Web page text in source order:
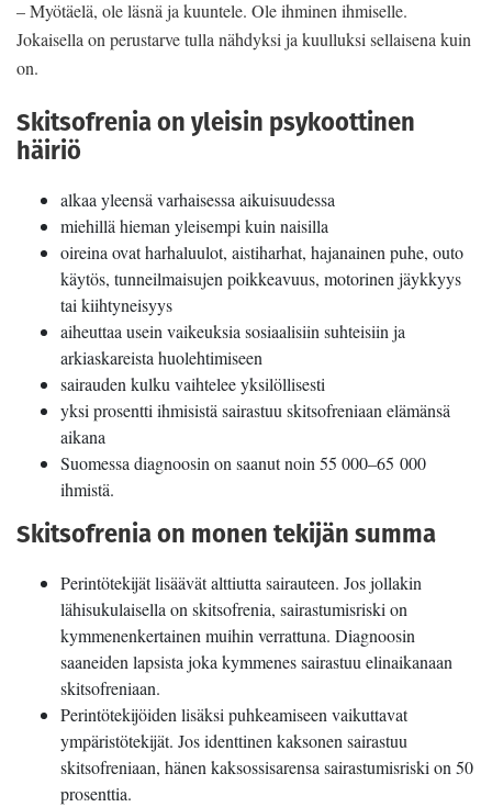
– Myötäelä, ole läsnä ja kuuntele. Ole ihminen ihmiselle.
Jokaisella on perustarve tulla nähdyksi ja kuulluksi sellaisena kuin
on.
Skitsofrenia on yleisin psykoottinen
häiriö
alkaa yleensä varhaisessa aikuisuudessa
miehillä hieman yleisempi kuin naisilla
oireina ovat harhaluulot, aistiharhat, hajanainen puhe, outo
käytös, tunneilmaisujen poikkeavuus, motorinen jäykkyys
tai kiihtyneisyys
aiheuttaa usein vaikeuksia sosiaalisiin suhteisiin ja
arkiaskareista huolehtimiseen
sairauden kulku vaihtelee yksilöllisesti
yksi prosentti ihmisistä sairastuu skitsofreniaan elämänsä
aikana
Suomessa diagnoosin on saanut noin 55 000–65 000
ihmistä.
Skitsofrenia on monen tekijän summa
Perintötekijät lisäävät alttiutta sairauteen. Jos jollakin
lähisukulaisella on skitsofrenia, sairastumisriski on
kymmenenkertainen muihin verrattuna. Diagnoosin
saaneiden lapsista joka kymmenes sairastuu elinaikanaan
skitsofreniaan.
Perintötekijöiden lisäksi puhkeamiseen vaikuttavat
ympäristötekijät. Jos identtinen kaksonen sairastuu
skitsofreniaan, hänen kaksossisarensa sairastumisriski on 50
prosenttia.